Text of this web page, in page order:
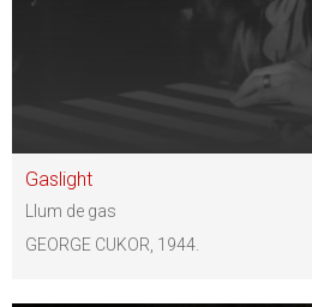
Gaslight
Llum de gas
GEORGE CUKOR, 1944.